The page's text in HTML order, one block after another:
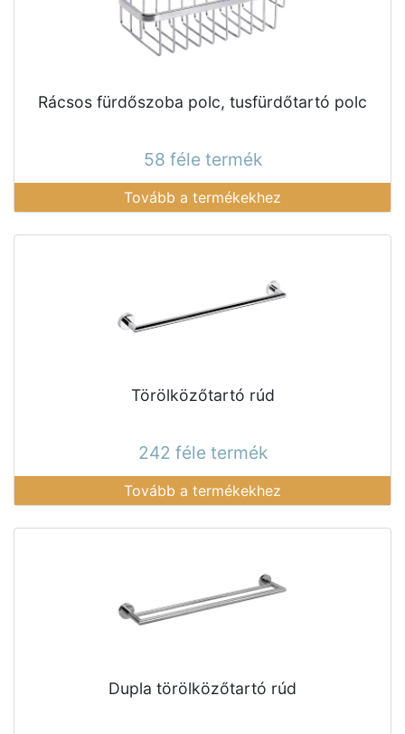
Rácsos fürdőszoba polc, tusfürdőtartó polc
58 féle termék
Tovább a termékekhez
Törölközőtartó rúd
242 féle termék
Tovább a termékekhez
Dupla törölközőtartó rúd